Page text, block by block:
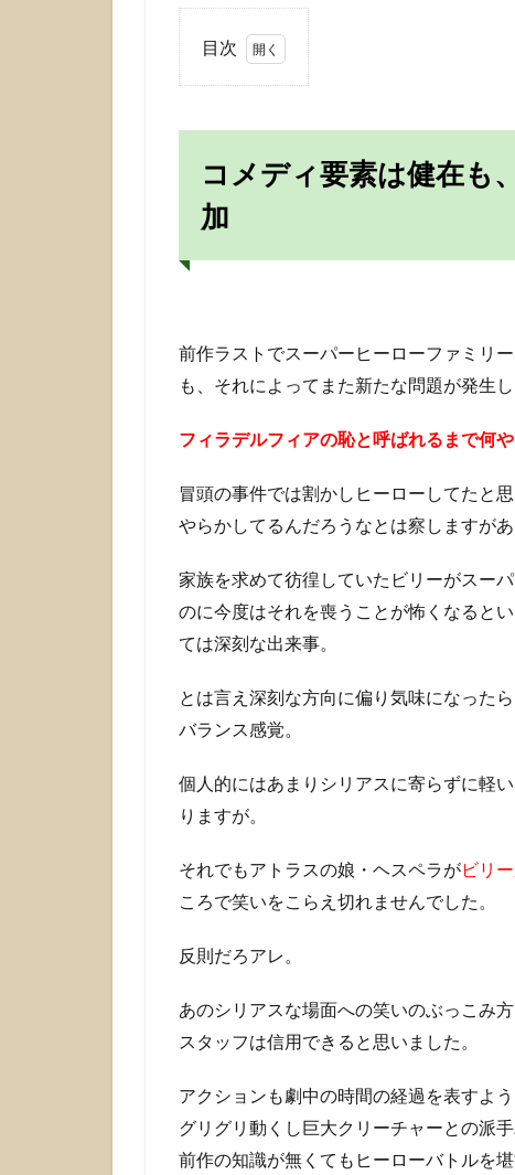
目次
ディ
は健
も、
るヒ
追加
作
合
わ
せ
よ
う
く
付
い
と
これ
って
いう
4
作
が
あ
コメディ要素は健在も
加
前作ラストでスーパーヒーローファミリ
も、それによってまた新たな問題が発生
フィラデルフィアの恥と呼ばれるまで何や
冒頭の事件では割かしヒーローしてたと
やらかしてるんだろうなとは察しますが
家族を求めて彷徨していたビリーがスー
のに今度はそれを喪うことが怖くなると
ては深刻な出来事。
とは言え深刻な方向に偏り気味になった
バランス感覚。
個人的にはあまりシリアスに寄らずに軽
りますが。
それでもアトラスの娘・ヘスペラがビリ
ころで笑いをこらえ切れませんでした。
反則だろアレ。
あのシリアスな場面への笑いのぶっこみ
スタッフは信用できると思いました。
アクションも劇中の時間の経過を表すよ
グリグリ動くし巨大クリーチャーとの派
前作の知識が無くてもヒーローバトルを